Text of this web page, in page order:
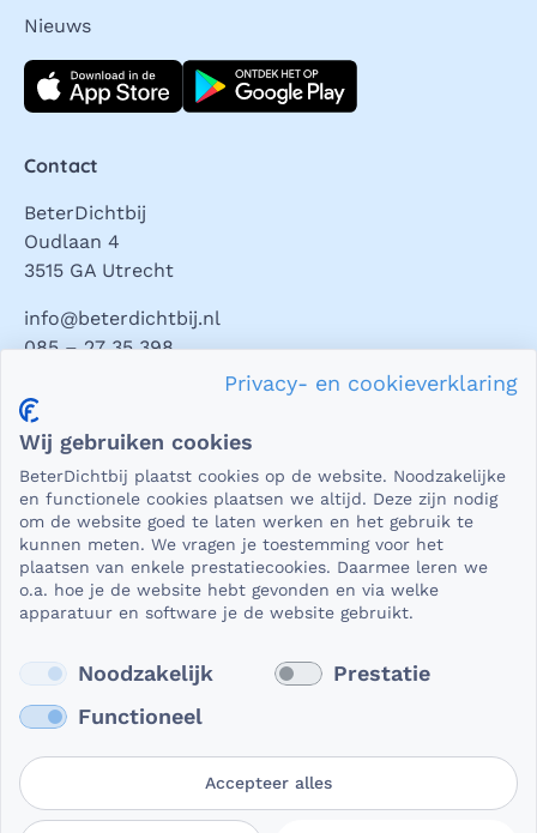
Nieuws
Download direct
Contact
BeterDichtbij
Oudlaan 4
3515 GA Utrecht
info@beterdichtbij.nl
085 – 27 35 398
Privacy en veiligheid
essentieel dat die beveiligd worden uitgewisseld. En dat
die gegevens niet in verkeerde handen vallen. Daar kun je
op rekenen bij BeterDichtbij.
Lees verder
Privacy- en cookieverklaring
Wij gebruiken cookies
BeterDichtbij plaatst cookies op de website. Noodzakelijke
en functionele cookies plaatsen we altijd. Deze zijn nodig
om de website goed te laten werken en het gebruik te
kunnen meten. We vragen je toestemming voor het
plaatsen van enkele prestatiecookies. Daarmee leren we
o.a. hoe je de website hebt gevonden en via welke
apparatuur en software je de website gebruikt.
Noodzakelijk
Prestatie
Functioneel
Accepteer alles